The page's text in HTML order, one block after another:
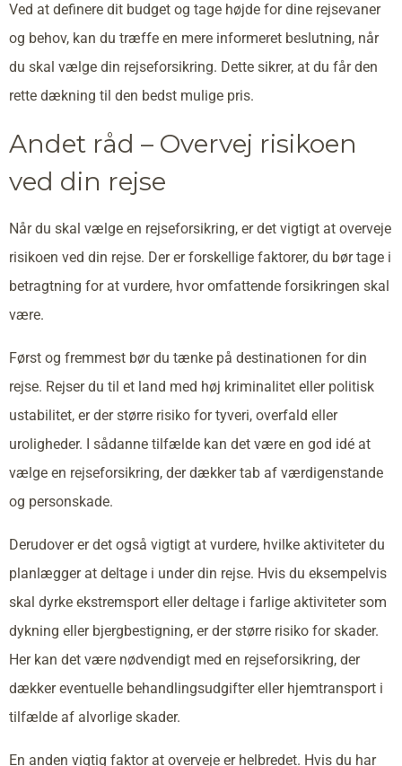
Ved at definere dit budget og tage højde for dine rejsevaner
og behov, kan du træffe en mere informeret beslutning, når
du skal vælge din rejseforsikring. Dette sikrer, at du får den
rette dækning til den bedst mulige pris.
Andet råd – Overvej risikoen
ved din rejse
Når du skal vælge en rejseforsikring, er det vigtigt at overveje
risikoen ved din rejse. Der er forskellige faktorer, du bør tage i
betragtning for at vurdere, hvor omfattende forsikringen skal
være.
Først og fremmest bør du tænke på destinationen for din
rejse. Rejser du til et land med høj kriminalitet eller politisk
ustabilitet, er der større risiko for tyveri, overfald eller
uroligheder. I sådanne tilfælde kan det være en god idé at
vælge en rejseforsikring, der dækker tab af værdigenstande
og personskade.
Derudover er det også vigtigt at vurdere, hvilke aktiviteter du
planlægger at deltage i under din rejse. Hvis du eksempelvis
skal dyrke ekstremsport eller deltage i farlige aktiviteter som
dykning eller bjergbestigning, er der større risiko for skader.
Her kan det være nødvendigt med en rejseforsikring, der
dækker eventuelle behandlingsudgifter eller hjemtransport i
tilfælde af alvorlige skader.
En anden vigtig faktor at overveje er helbredet. Hvis du har